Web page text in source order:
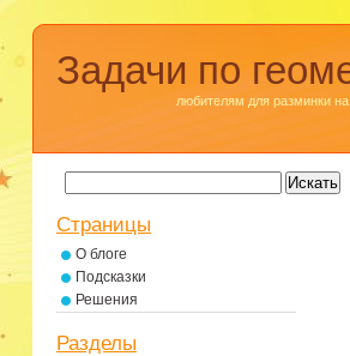
Задачи по
любителям для разминки на
Страницы
О блоге
Подсказки
Решения
Разделы